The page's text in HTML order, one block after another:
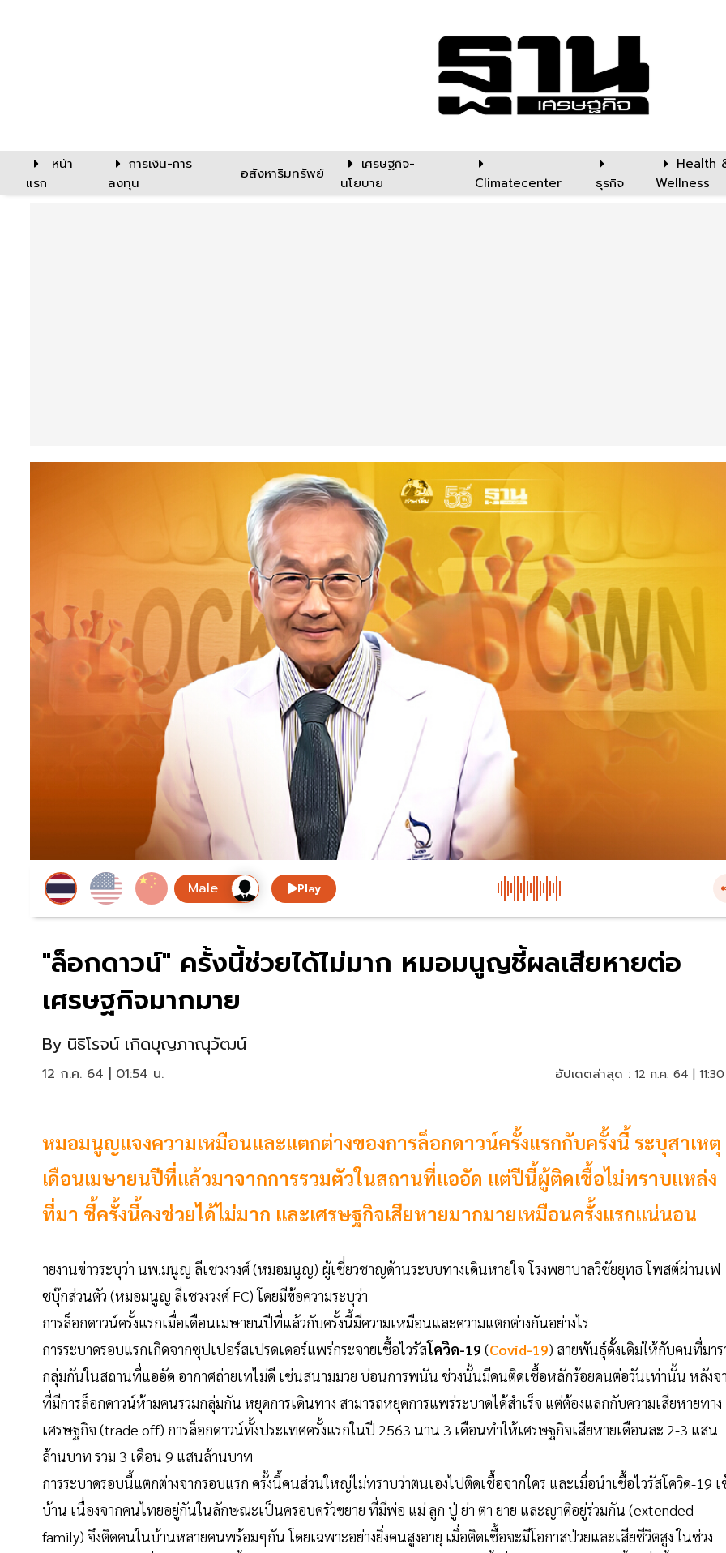
หน้า
แรก
การเงิน-การ
ลงทุน
อสังหาริมทรัพย์
เศรษฐกิจ-
นโยบาย
Climatecenter ธุรกิจ
Health
Wellness
Play
"ล็อกดาวน์" ครั้งนี้ช่วยได้ไม่มาก หมอมนูญชี้ผลเสียหายต่อ
เศรษฐกิจมากมาย
By นิธิโรจน์ เกิดบุญภาณุวัฒน์
12 ก.ค. 64 | 01:54 น. อัปเดตล่าสุด : 12 ก.ค. 64 |
หมอมนูญแจงความเหมือนและแตกต่างของการล็อกดาวน์ครั้งแรกกับครั้งนี้ ระบุสาเหตุ
เดือนเมษายนปีที่แล้วมาจากการรวมตัวในสถานที่แออัด แต่ปีนี้ผู้ติดเชื้อไม่ทราบแหล่ง
ที่มา ชี้ครั้งนี้คงช่วยได้ไม่มาก และเศรษฐกิจเสียหายมากมายเหมือนครั้งแรกแน่นอน
ายงานข่าวระบุว่า นพ.มนูญ ลีเชวงวงศ์ (หมอมนูญ) ผู้เชี่ยวชาญด้านระบบทางเดินหายใจ โรงพยาบาลวิชัยยุทธ โพสต์ผ่านเฟ
ซบุ๊กส่วนตัว (หมอมนูญ ลีเชวงวงศ์ FC) โดยมีข้อความระบุว่า
การล็อกดาวน์ครั้งแรกเมื่อเดือนเมษายนปีที่แล้วกับครั้งนี้มีความเหมือนและความแตกต่างกันอย่างไร
การระบาดรอบแรกเกิดจากซุปเปอร์สเปรดเดอร์แพร่กระจายเชื้อไวรัสโควิด-19 (Covid-19) สายพันธุ์ดั้งเดิมให้กับคนที่มาร
กลุ่มกันในสถานที่แออัด อากาศถ่ายเทไม่ดี เช่นสนามมวย บ่อนการพนัน ช่วงนั้นมีคนติดเชื้อหลักร้อยคนต่อวันเท่านั้น หลังจ
ที่มีการล็อกดาวน์ห้ามคนรวมกลุ่มกัน หยุดการเดินทาง สามารถหยุดการแพร่ระบาดได้สำเร็จ แต่ต้องแลกกับความเสียหายทาง
เศรษฐกิจ (trade off) การล็อกดาวน์ทั้งประเทศครั้งแรกในปี 2563 นาน 3 เดือนทำให้เศรษฐกิจเสียหายเดือนละ 2-3 แสน
ล้านบาท รวม 3 เดือน 9 แสนล้านบาท
การระบาดรอบนี้แตกต่างจากรอบแรก ครั้งนี้คนส่วนใหญ่ไม่ทราบว่าตนเองไปติดเชื้อจากใคร และเมื่อนำเชื้อไวรัสโควิด-19 เ
บ้าน เนื่องจากคนไทยอยู่กันในลักษณะเป็นครอบครัวขยาย ที่มีพ่อ แม่ ลูก ปู่ ย่า ตา ยาย และญาติอยู่ร่วมกัน (extended
family) จึงติดคนในบ้านหลายคนพร้อมๆกัน โดยเฉพาะอย่างยิ่งคนสูงอายุ เมื่อติดเชื้อจะมีโอกาสป่วยและเสียชีวิตสูง ในช่วง